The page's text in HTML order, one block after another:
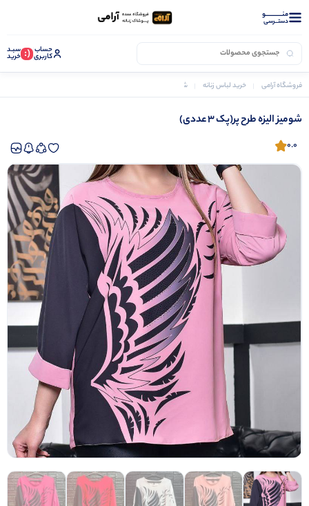
منــــــــــــو
دستــرسی
حساب
کاربری (: سبـد
خرید
فروشگاه آرامی خرید لباس زنانه شومیز زنانه
شومیز الیزه طرح پر(پک 3 عددی)
0.0